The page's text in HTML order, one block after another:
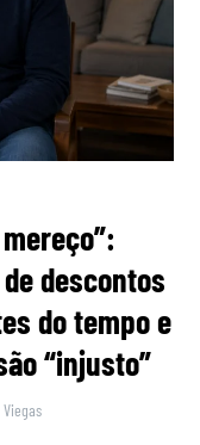
descontos
do tempo e
“injusto”